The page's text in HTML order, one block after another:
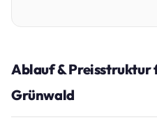
Ablauf & Preisstruktur
Grünwald